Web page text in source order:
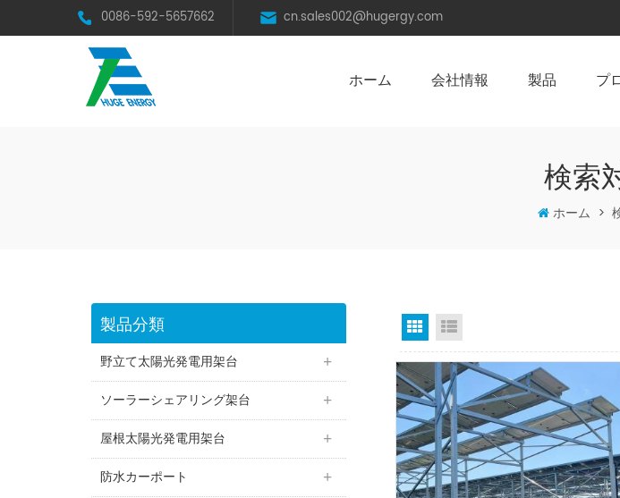
0086-592-5657662 cn.sales002@hugergy.com
ホーム 会社情報 製品 プ
検索
ホーム >
製品分類
野立て太陽光発電用架台
ソーラーシェアリング架台
屋根太陽光発電用架台
防水カーポート
グリッドビュー